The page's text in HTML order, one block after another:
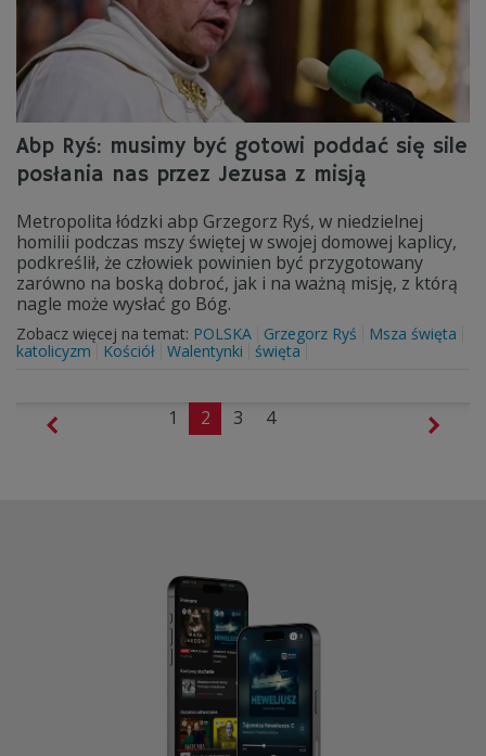
Abp Ryś: musimy być gotowi poddać się sile
posłania nas przez Jezusa z misją
Metropolita łódzki abp Grzegorz Ryś, w niedzielnej
homilii podczas mszy świętej w swojej domowej kaplicy,
podkreślił, że człowiek powinien być przygotowany
zarówno na boską dobroć, jak i na ważną misję, z którą
nagle może wysłać go Bóg.
Zobacz więcej na temat: POLSKA Grzegorz Ryś
Msza święta
katolicyzm
Kościół Walentynki święta
1 2 3 4